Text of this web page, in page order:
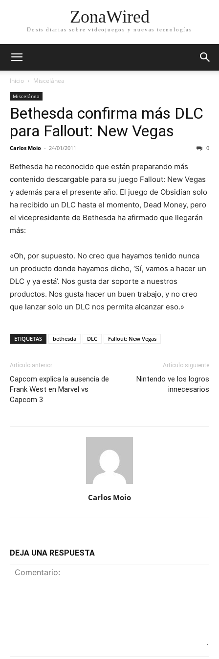
ZonaWired
Dosis diarias sobre videojuegos y nuevas tecnologías
Inicio Miscelánea
Miscelánea
Bethesda confirma más DLC
para Fallout: New Vegas
Carlos Moio - 24/01/2011 0
Bethesda ha reconocido que están preparando más
contenido descargable para su juego Fallout: New Vegas
y además para el presente año. El juego de Obsidian solo
ha recibido un DLC hasta el momento, Dead Money, pero
el vicepresidente de Bethesda ha afirmado que llegarán
más:
«Oh, por supuesto. No creo que hayamos tenido nunca
un producto donde hayamos dicho, ‘Sí, vamos a hacer un
DLC y ya está’. Nos gusta dar soporte a nuestros
productos. Nos gusta hacer un buen trabajo, y no creo
que lanzar solo un DLC nos permita alcanzar eso.»
ETIQUETAS bethesda DLC Fallout: New Vegas
Artículo anterior
Capcom explica la ausencia de
Frank West en Marvel vs
Capcom 3
Artículo siguiente
Nintendo ve los logros
innecesarios
Carlos Moio
DEJA UNA RESPUESTA